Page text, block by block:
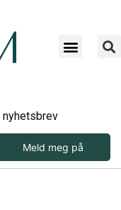
nyhetsbrev
Meld meg på